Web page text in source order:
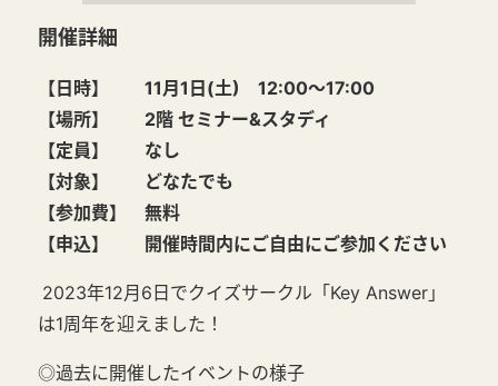
開催詳細
【日時】 11月1日(土) 12:00～17:00
【場所】 2階 セミナー&スタディ
【定員】 なし
【対象】 どなたでも
【参加費】 無料
【申込】 開催時間内にご自由にご参加ください
2023年12月6日でクイズサークル「Key Answer」
は1周年を迎えました！
◎過去に開催したイベントの様子